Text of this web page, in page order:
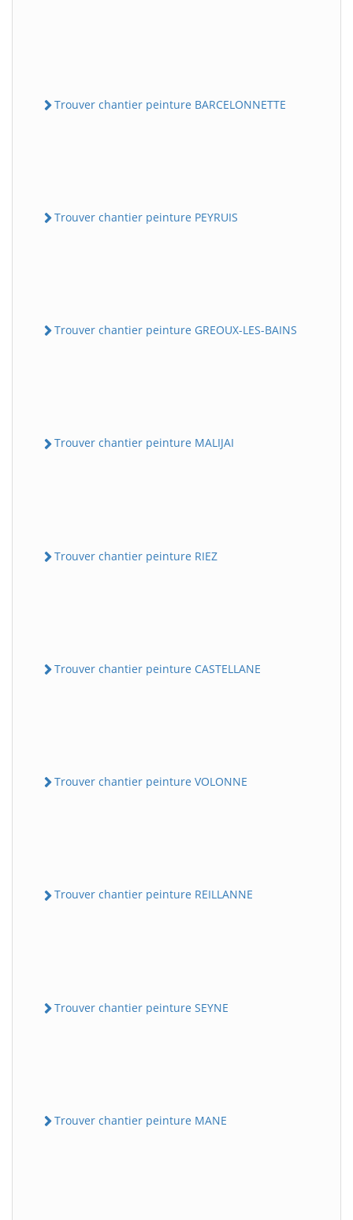
Trouver chantier peinture BARCELONNETTE
Trouver chantier peinture PEYRUIS
Trouver chantier peinture GREOUX-LES-BAINS
Trouver chantier peinture MALIJAI
Trouver chantier peinture RIEZ
Trouver chantier peinture CASTELLANE
Trouver chantier peinture VOLONNE
Trouver chantier peinture REILLANNE
Trouver chantier peinture SEYNE
Trouver chantier peinture MANE